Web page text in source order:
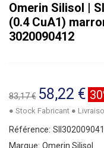
Omerin Silisol |
(0.4 CuA1)
3020090412
83,17 € 58,22 €
● Stock Fabricant ●
Référence:
Marque: Omerin Silisol